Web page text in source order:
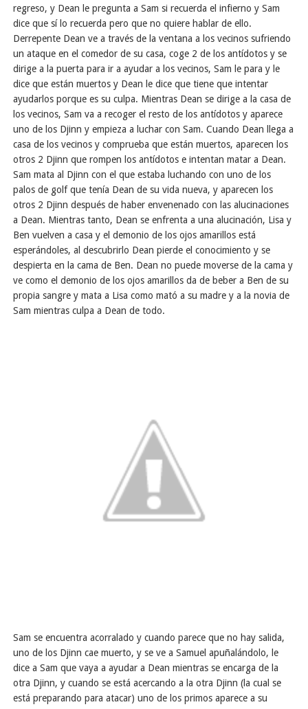
regreso, y Dean le pregunta a Sam si recuerda el infierno y Sam
dice que sí lo recuerda pero que no quiere hablar de ello.
Derrepente Dean ve a través de la ventana a los vecinos sufriendo
un ataque en el comedor de su casa, coge 2 de los antídotos y se
dirige a la puerta para ir a ayudar a los vecinos, Sam le para y le
dice que están muertos y Dean le dice que tiene que intentar
ayudarlos porque es su culpa. Mientras Dean se dirige a la casa de
los vecinos, Sam va a recoger el resto de los antídotos y aparece
uno de los Djinn y empieza a luchar con Sam. Cuando Dean llega a
casa de los vecinos y comprueba que están muertos, aparecen los
otros 2 Djinn que rompen los antídotos e intentan matar a Dean.
Sam mata al Djinn con el que estaba luchando con uno de los
palos de golf que tenía Dean de su vida nueva, y aparecen los
otros 2 Djinn después de haber envenenado con las alucinaciones
a Dean. Mientras tanto, Dean se enfrenta a una alucinación, Lisa y
Ben vuelven a casa y el demonio de los ojos amarillos está
esperándoles, al descubrirlo Dean pierde el conocimiento y se
despierta en la cama de Ben. Dean no puede moverse de la cama y
ve como el demonio de los ojos amarillos da de beber a Ben de su
propia sangre y mata a Lisa como mató a su madre y a la novia de
Sam mientras culpa a Dean de todo.
Sam se encuentra acorralado y cuando parece que no hay salida,
uno de los Djinn cae muerto, y se ve a Samuel apuñalándolo, le
dice a Sam que vaya a ayudar a Dean mientras se encarga de la
otra Djinn, y cuando se está acercando a la otra Djinn (la cual se
está preparando para atacar) uno de los primos aparece a su